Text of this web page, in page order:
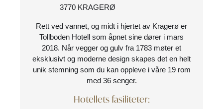
3770 KRAGERØ
Rett ved vannet, og midt i hjertet av Kragerø er
Tollboden Hotell som åpnet sine dører i mars
2018. Når vegger og gulv fra 1783 møter et
eksklusivt og moderne design skapes det en helt
unik stemning som du kan oppleve i våre 19 rom
med 36 senger.
Hotellets fasiliteter: